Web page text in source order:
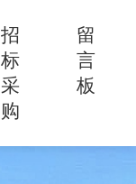
招
标
采
购
留
言
板